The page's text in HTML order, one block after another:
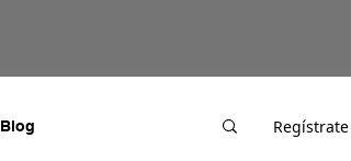
Blog Regístrate